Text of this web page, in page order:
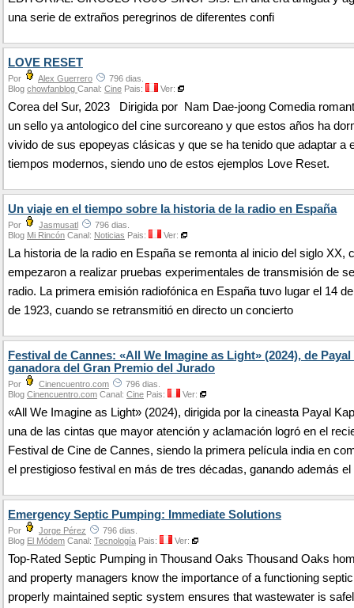
una serie de extraños peregrinos de diferentes confi
LOVE RESET
Por Alex Guerrero
796 dias.
Blog chowfanblog Canal: Cine Pais: Ver:
Corea del Sur, 2023 Dirigida por Nam Dae-joong Comedia
un sello ya antologico del cine surcoreano y que estos años ha
vivido de sus epopeyas clásicas y que se ha tenido que adaptar a
tiempos modernos, siendo uno de estos ejemplos Love Reset.
Un viaje en el tiempo sobre la historia de la radio en España
Por Jasmusatl
796 dias.
Blog Mi Rincón Canal: Noticias Pais: Ver:
La historia de la radio en España se remonta al inicio del siglo XX,
empezaron a realizar pruebas experimentales de transmisión de
radio. La primera emisión radiofónica en España tuvo lugar el 14
de 1923, cuando se retransmitió en directo un concierto
Festival de Cannes: «All We Imagine as Light» (2024), de
ganadora del Gran Premio del Jurado
Por Cinencuentro.com
796 dias.
Blog Cinencuentro.com Canal: Cine Pais: Ver:
«All We Imagine as Light» (2024), dirigida por la cineasta Payal
una de las cintas que mayor atención y aclamación logró en el
Festival de Cine de Cannes, siendo la primera película india en
el prestigioso festival en más de tres décadas, ganando además el
Emergency Septic Pumping: Immediate Solutions
Por Jorge Pérez
796 dias.
Blog El Módem Canal: Tecnología Pais: Ver:
Top-Rated Septic Pumping in Thousand Oaks Thousand Oaks
and property managers know the importance of a functioning
properly maintained septic system ensures that wastewater is